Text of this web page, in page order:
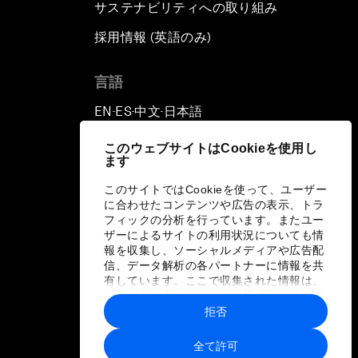
このウェブサイトはCookieを使用し
ます
このサイトではCookieを使って、ユーザー
に合わせたコンテンツや広告の表示、トラ
フィックの分析を行っています。またユー
ザーによるサイトの利用状況についても情
報を収集し、ソーシャルメディアや広告配
信、データ解析の各パートナーに情報を共
有しています。ここで収集された情報は、
ユーザーが各パートナーに提供した他の情
報や各パートナーのサービスを使用した際
に収集された情報と組み合わされ、各パー
トナーによって使用されることがありま
全て許可
拒否
サステナビリティへの取り組み
採用情報 (英語のみ)
言語
EN ▪ ES▪中文▪ 日本語